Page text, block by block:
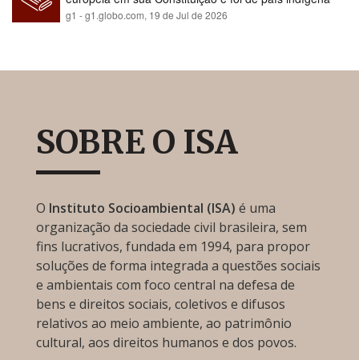
para maioria branca
g1 - g1.globo.com, 19 de Jul de 2026
SOBRE O ISA
O Instituto Socioambiental (ISA) é uma
organização da sociedade civil brasileira, sem
fins lucrativos, fundada em 1994, para propor
soluções de forma integrada a questões sociais
e ambientais com foco central na defesa de
bens e direitos sociais, coletivos e difusos
relativos ao meio ambiente, ao patrimônio
cultural, aos direitos humanos e dos povos.